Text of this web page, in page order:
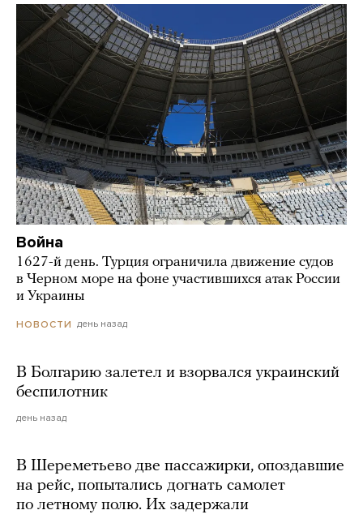
Война
1627-й день. Турция ограничила движение судов
в Черном море на фоне участившихся атак России
и Украины
НОВОСТИ день назад
В Болгарию залетел и взорвался украинский
беспилотник
день назад
В Шереметьево две пассажирки, опоздавшие
на рейс, попытались догнать самолет
по летному полю. Их задержали